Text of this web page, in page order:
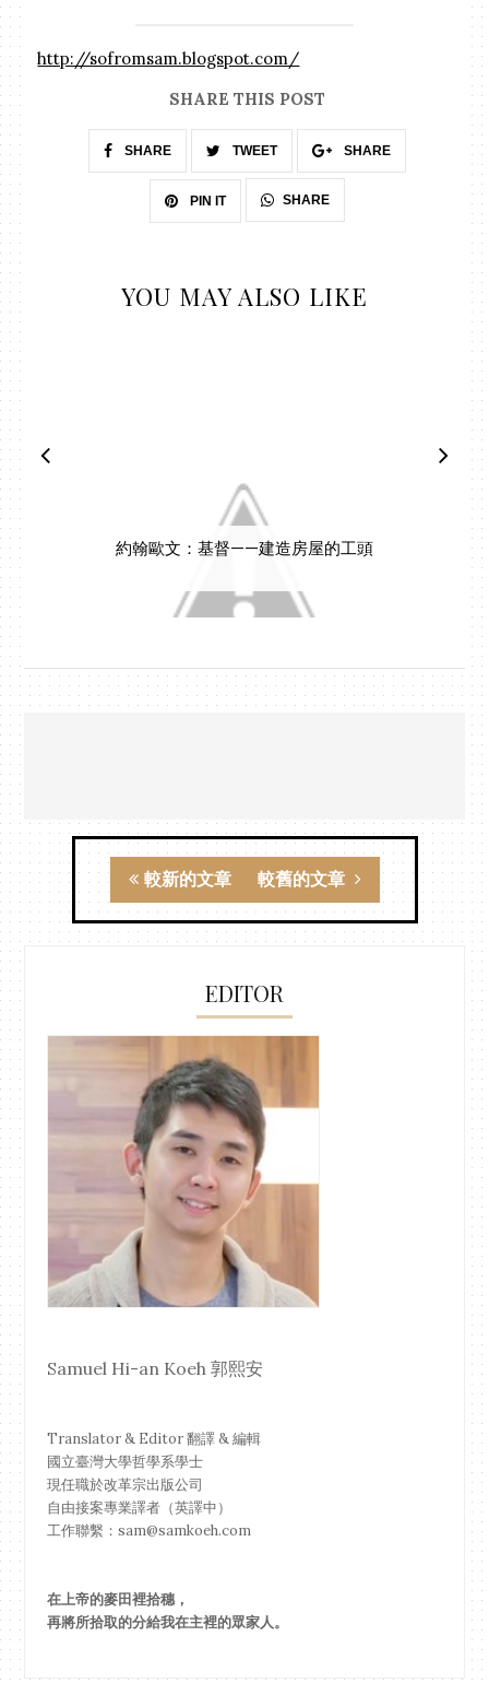
http://sofromsam.blogspot.com/
SHARE THIS POST
SHARE TWEET SHARE
PIN IT SHARE
YOU MAY ALSO LIKE
約翰歐文：基督——建造房屋的工頭
較新的文章 較舊的文章
EDITOR
Samuel Hi-an Koeh 郭熙安
Translator & Editor 翻譯 & 編輯
國立臺灣大學哲學系學士
現任職於改革宗出版公司
自由接案專業譯者（英譯中）
工作聯繫：sam@samkoeh.com
在上帝的麥田裡拾穗，
再將所拾取的分給我在主裡的眾家人。